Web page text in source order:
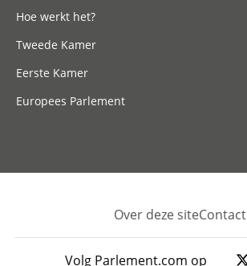
Hoe werkt het?
Tweede Kamer
Eerste Kamer
Europees Parlement
Footer
Over deze siteContact
Volg Parlement.com op